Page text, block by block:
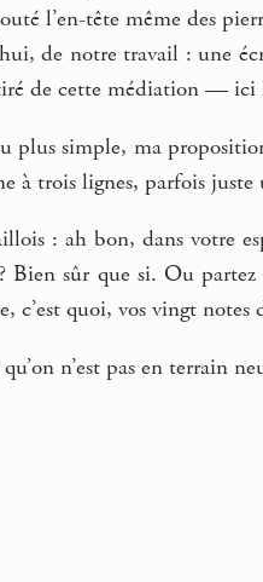
l’en-tête même des
de notre travail : une
de cette médiation —
plus simple, ma
à trois lignes, parfois
: ah bon, dans votre
Bien sûr que si. Ou
c’est quoi, vos vingt
n’est pas en terrain